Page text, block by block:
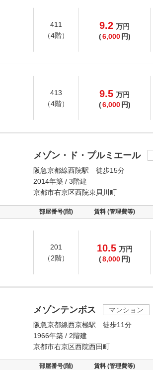
411
（4階）
9.2 万円
(6,000 円)
413
（4階）
9.5 万円
(6,000 円)
メゾン・ド・プルミエール
阪急京都線西院駅 徒歩15分
2014年築 / 3階建
京都市右京区西院東貝川町
部屋番号(階) 賃料 (管理費等)
201
（2階）
10.5 万円
(8,000 円)
メゾンテンボス
マンション
阪急京都線西京極駅 徒歩11分
1966年築 / 2階建
京都市右京区西院西田町
部屋番号(階) 賃料 (管理費等)